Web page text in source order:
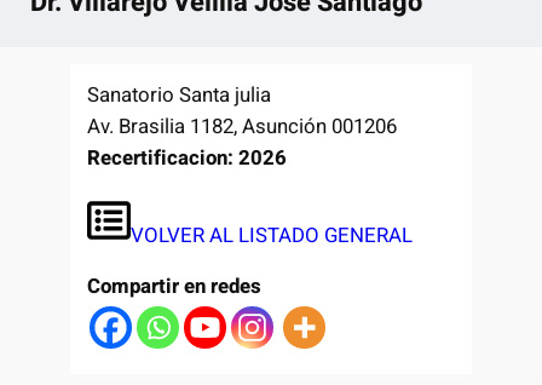
Sanatorio Santa julia
Av. Brasilia 1182, Asunción 001206
Recertificacion: 2026
VOLVER AL LISTADO GENERAL
Compartir en redes